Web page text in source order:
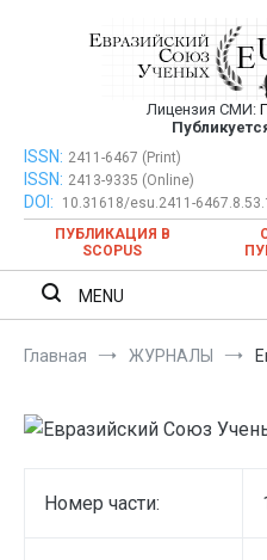
публикация
ежемесячном
Лицензия СМИ:
Евразийский Союз Ученых
ежемесячном
ISSN: 2411-6467 (Print)
ISSN: 2413-9335 (Online)
DOI:
10.31618/esu.2411-6467.8.53.1
ПУБЛИКАЦИЯ В
SCOPUS
MENU
Главная ЖУРНАЛЫ
Номер части: